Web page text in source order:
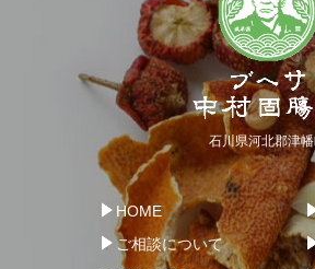
石川県河北郡津
HOME
ご相談について